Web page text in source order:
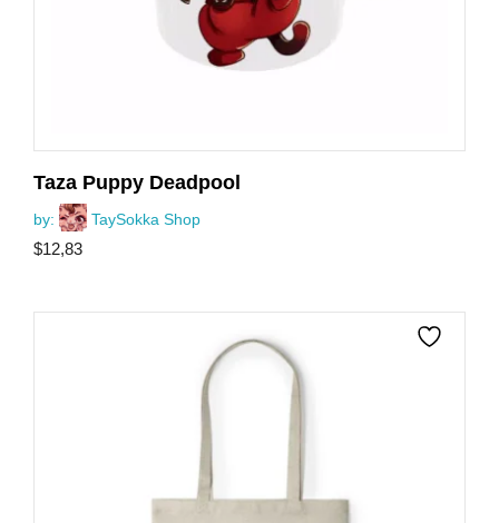
Taza Puppy Deadpool
by: TaySokka Shop
$12,83